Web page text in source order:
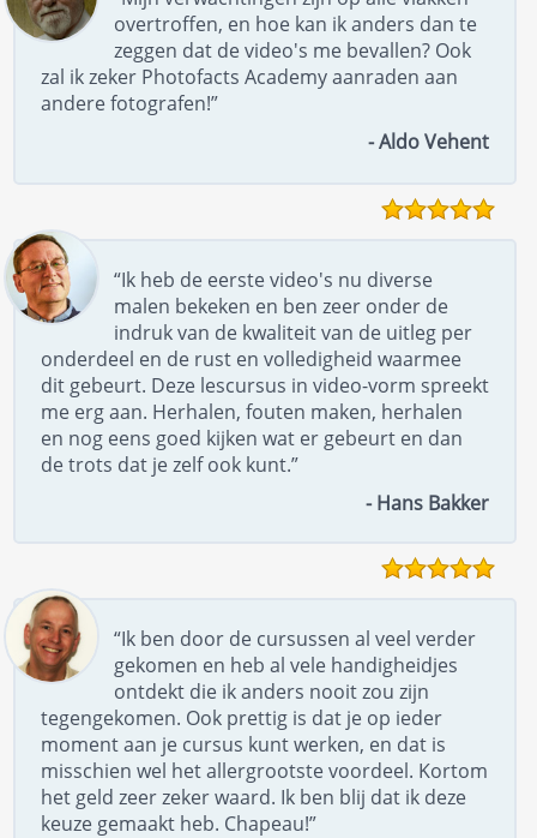
overtroffen, en hoe kan ik anders dan te
zeggen dat de video's me bevallen? Ook
zal ik zeker Photofacts Academy aanraden aan
andere fotografen!”
- Aldo Vehent
“Ik heb de eerste video's nu diverse
malen bekeken en ben zeer onder de
indruk van de kwaliteit van de uitleg per
onderdeel en de rust en volledigheid waarmee
dit gebeurt. Deze lescursus in video-vorm spreekt
me erg aan. Herhalen, fouten maken, herhalen
en nog eens goed kijken wat er gebeurt en dan
de trots dat je zelf ook kunt.”
- Hans Bakker
“Ik ben door de cursussen al veel verder
gekomen en heb al vele handigheidjes
ontdekt die ik anders nooit zou zijn
tegengekomen. Ook prettig is dat je op ieder
moment aan je cursus kunt werken, en dat is
misschien wel het allergrootste voordeel. Kortom
het geld zeer zeker waard. Ik ben blij dat ik deze
keuze gemaakt heb. Chapeau!”